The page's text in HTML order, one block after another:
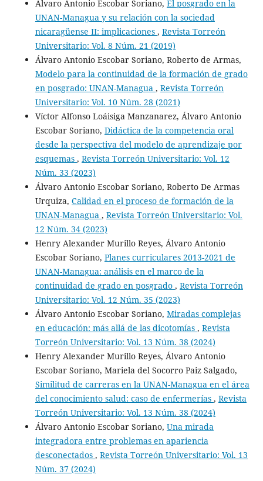
Álvaro Antonio Escobar Soriano, El posgrado en la
UNAN-Managua y su relación con la sociedad
nicaragüense II: implicaciones , Revista Torreón
Universitario: Vol. 8 Núm. 21 (2019)
Álvaro Antonio Escobar Soriano, Roberto de Armas,
Modelo para la continuidad de la formación de grado
en posgrado: UNAN-Managua , Revista Torreón
Universitario: Vol. 10 Núm. 28 (2021)
Víctor Alfonso Loáisiga Manzanarez, Álvaro Antonio
Escobar Soriano, Didáctica de la competencia oral
desde la perspectiva del modelo de aprendizaje por
esquemas , Revista Torreón Universitario: Vol. 12
Núm. 33 (2023)
Álvaro Antonio Escobar Soriano, Roberto De Armas
Urquiza, Calidad en el proceso de formación de la
UNAN-Managua , Revista Torreón Universitario: Vol.
12 Núm. 34 (2023)
Henry Alexander Murillo Reyes, Álvaro Antonio
Escobar Soriano, Planes curriculares 2013-2021 de
UNAN-Managua: análisis en el marco de la
continuidad de grado en posgrado , Revista Torreón
Universitario: Vol. 12 Núm. 35 (2023)
Álvaro Antonio Escobar Soriano, Miradas complejas
en educación: más allá de las dicotomías , Revista
Torreón Universitario: Vol. 13 Núm. 38 (2024)
Henry Alexander Murillo Reyes, Álvaro Antonio
Escobar Soriano, Mariela del Socorro Paiz Salgado,
Similitud de carreras en la UNAN-Managua en el área
del conocimiento salud: caso de enfermerías , Revista
Torreón Universitario: Vol. 13 Núm. 38 (2024)
Álvaro Antonio Escobar Soriano, Una mirada
integradora entre problemas en apariencia
desconectados , Revista Torreón Universitario: Vol. 13
Núm. 37 (2024)